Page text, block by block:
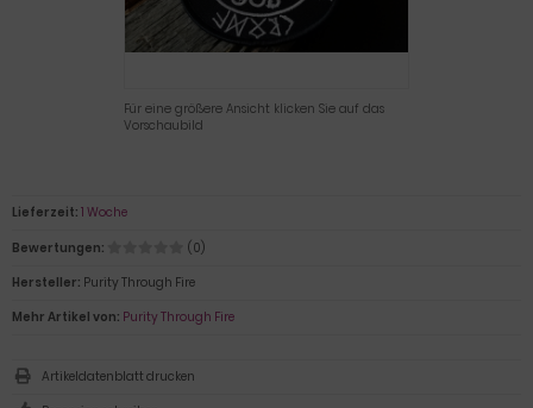
Für eine größere Ansicht klicken Sie auf das
Vorschaubild
Lieferzeit: 1 Woche
Bewertungen:
(0)
Hersteller: Purity Through Fire
Mehr Artikel von: Purity Through Fire
Artikeldatenblatt drucken